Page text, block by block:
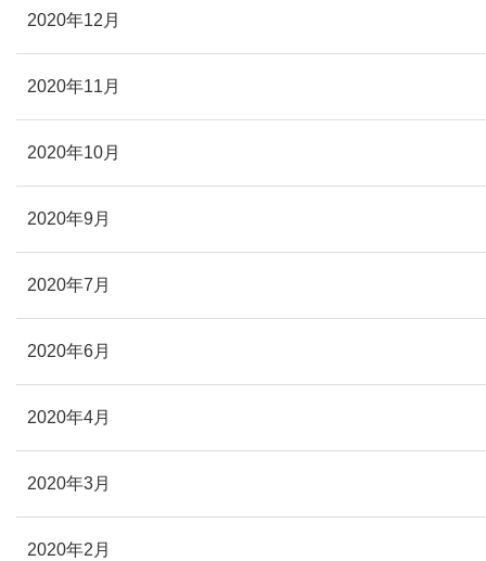
2020年12月
2020年11月
2020年10月
2020年9月
2020年7月
2020年6月
2020年4月
2020年3月
2020年2月